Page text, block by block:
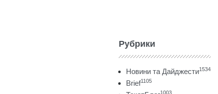
Рубрики
Новини та Дайджести1534
Brief1105
1003